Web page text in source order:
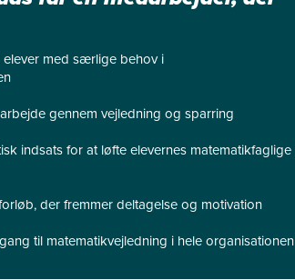
elever med særlige behov i
gennem vejledning og sparring
indsats for at løfte elevernes matematikfaglige
der fremmer deltagelse og motivation
til matematikvejledning i hele organisationen